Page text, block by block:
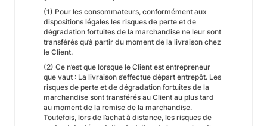
(1) Pour les consommateurs, conformément aux
dispositions légales les risques de perte et de
dégradation fortuites de la marchandise ne leur sont
transférés qu’à partir du moment de la livraison chez
le Client.
(2) Ce n’est que lorsque le Client est entrepreneur
que vaut : La livraison s’effectue départ entrepôt. Les
risques de perte et de dégradation fortuites de la
marchandise sont transférés au Client au plus tard
au moment de la remise de la marchandise.
Toutefois, lors de l’achat à distance, les risques de